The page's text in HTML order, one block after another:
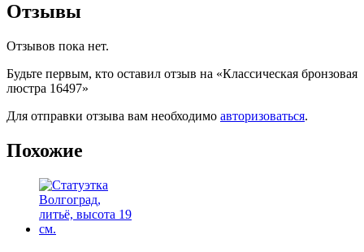
Отзывы
Отзывов пока нет.
Будьте первым, кто оставил отзыв на «Классическая бронзовая
люстра 16497»
Для отправки отзыва вам необходимо авторизоваться.
Похожие